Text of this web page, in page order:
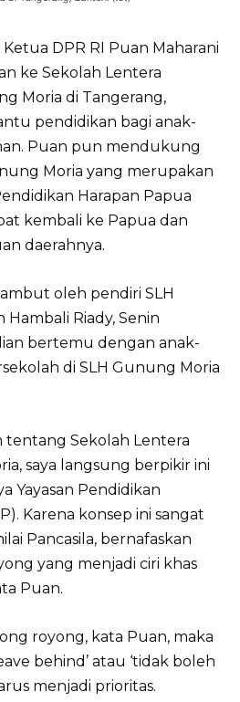
Ketua DPR RI Puan Maharani
ke Sekolah Lentera
Moria di Tangerang,
pendidikan bagi anak-
Puan pun mendukung
Moria yang merupakan
Harapan Papua
kembali ke Papua dan
daerahnya.
oleh pendiri SLH
Riady, Senin
bertemu dengan anak-
di SLH Gunung Moria
tentang Sekolah Lentera
saya langsung berpikir ini
Yayasan Pendidikan
Karena konsep ini sangat
Pancasila, bernafaskan
yang menjadi ciri khas
Puan.
royong, kata Puan, maka
behind’ atau ‘tidak boleh
menjadi prioritas.